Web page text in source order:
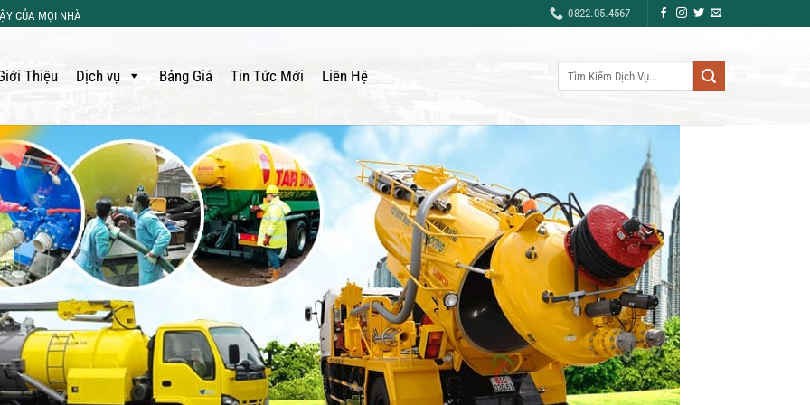
CỦA MỌI NHÀ 0822.05.4567
Thiệu Dịch vụ Bảng Giá Tin Tức Mới Liên Hệ